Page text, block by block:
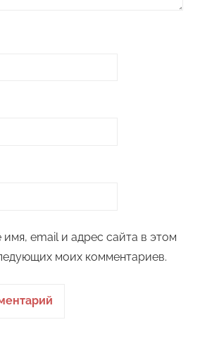
email и адрес сайта в этом
моих комментариев.